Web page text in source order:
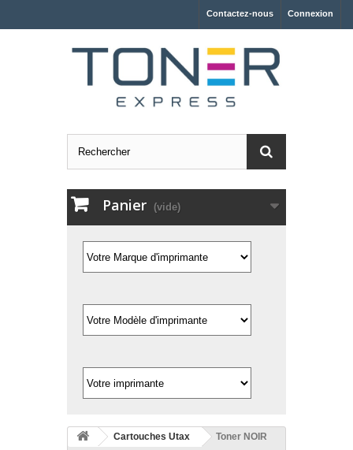
Connexion
Contactez-nous
Panier (vide)
Cartouches Utax
Toner NOIR